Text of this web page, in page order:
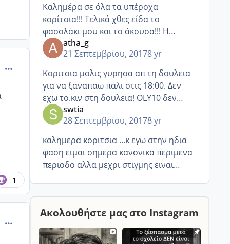
comment_990951
1
comment_990955
Καλημέρα σε όλα τα υπέροχα
κορίτσια!!! Τελικά χθες είδα το
φασολάκι μου και το άκουσα!!! Η
ανακούφιση που ένιωσα δεν υπήρχε!
Με διαβεβαίωσε οτι είναι ενδομήτριο
και όσο πρέπει να είναι για την 7η εβδο
atha_g
21 Σεπτεμβρίου, 20178 yr
Κοριτσια μολις γυρησα απ τη δουλεια
για να ξαναπαω παλι στις 18:00. Δεν
εχω το.κιν στη δουλεια! OLY10 δεν
ξερω αν τογραψα κ καλα...σημερα
περιμενω κ καθε φορα που ειναι να
παω τουαλετα φοβαμαι μην την
swtia
28 Σεπτεμβρίου, 20178 yr
καλημερα κοριτσια ...κ εγω στην ηδια
φαση ειμαι σημερα κανονικα περιμενα
περιοδο αλλα μεχρι στιγμης ειναι
Ακολουθήστε μας στο Instagram